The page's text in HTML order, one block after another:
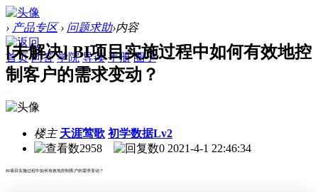
› 产品专区 › 问题求助›内容
首页 问答 学院 导读 手册 圈子
[未解决] BI项目实施过程中如何有效地控
制客户的需求变动？
楼主 天涯莺歌 初学数据Lv2
2958
0 2021-4-1 22:46:34
BI项目实施过程中如何有效地控制客户的需求变动？